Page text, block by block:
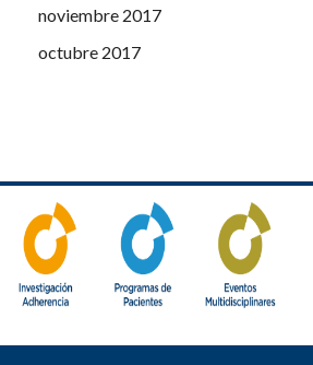
noviembre 2017
octubre 2017